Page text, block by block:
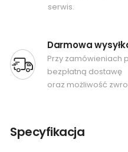
serwis.
Darmowa
Przy zamówieniach
bezpłatną dostawę
oraz możliwość
Specyfikacja